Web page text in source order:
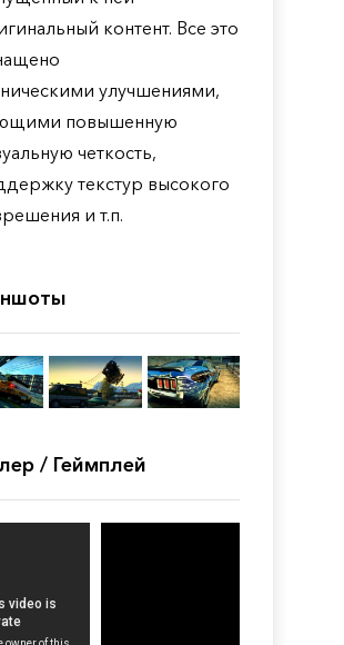
контент. Все это
улучшениями,
повышенную
четкость,
текстур высокого
и т.п.
/ Геймплей